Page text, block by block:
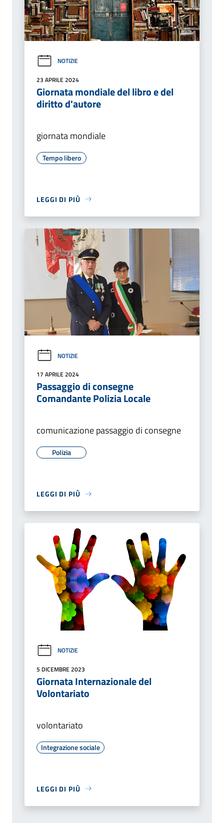
NOTIZIE
23 APRILE 2024
Giornata mondiale del libro e del
diritto d'autore
giornata mondiale
Tempo libero
LEGGI DI PIÙ
NOTIZIE
17 APRILE 2024
Passaggio di consegne
Comandante Polizia Locale
comunicazione passaggio di consegne
Polizia
LEGGI DI PIÙ
NOTIZIE
5 DICEMBRE 2023
Giornata Internazionale del
Volontariato
volontariato
Integrazione sociale
LEGGI DI PIÙ